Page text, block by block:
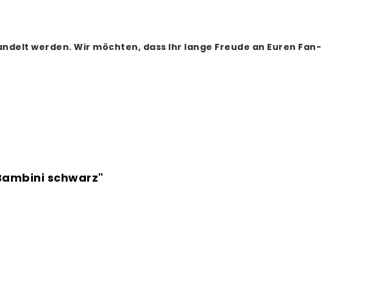
werden. Wir möchten, dass Ihr lange Freude an Euren Fan-
schwarz"